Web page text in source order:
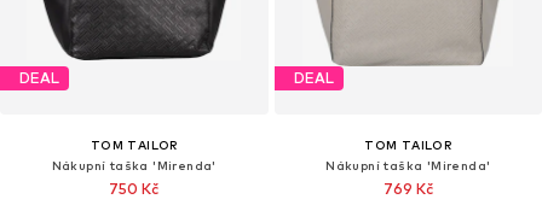
DEAL
TOM TAILOR
Nákupní taška 'Mirenda'
750 Kč
DEAL
TOM TAILOR
Nákupní taška 'Mirenda'
769 Kč